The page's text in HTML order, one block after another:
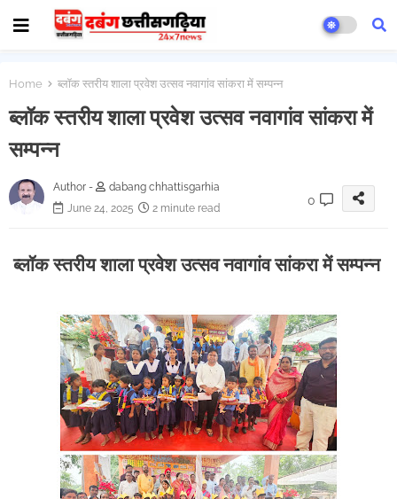
Home ब्लॉक स्तरीय शाला प्रवेश उत्सव नवागांव सांकरा में सम्पन्न
ब्लॉक स्तरीय शाला प्रवेश उत्सव नवागांव सांकरा में
सम्पन्न
Author -
dabang chhattisgarhia
June 24, 2025
2 minute read
0
ब्लॉक स्तरीय शाला प्रवेश उत्सव नवागांव सांकरा में सम्पन्न